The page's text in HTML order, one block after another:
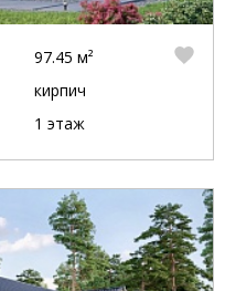
97.45 м²
кирпич
1 этаж